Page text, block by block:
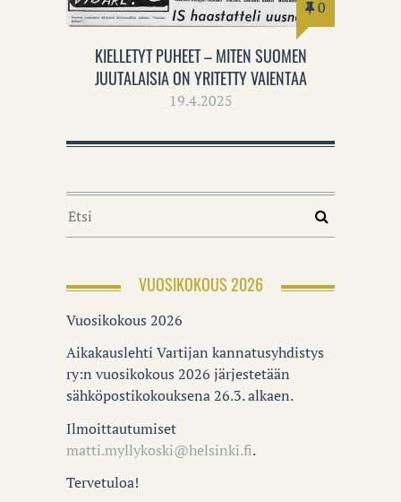
0
KIELLETYT PUHEET – MITEN SUOMEN
JUUTALAISIA ON YRITETTY VAIENTAA
19.4.2025
VUOSIKOKOUS 2026
Vuosikokous 2026
Aikakauslehti Vartijan kannatusyhdistys
ry:n vuosikokous 2026 järjestetään
sähköpostikokouksena 26.3. alkaen.
Ilmoittautumiset
matti.myllykoski@helsinki.fi.
Tervetuloa!